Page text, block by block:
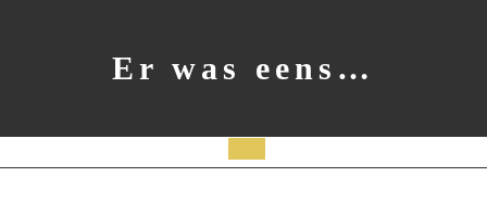
Er was eens…